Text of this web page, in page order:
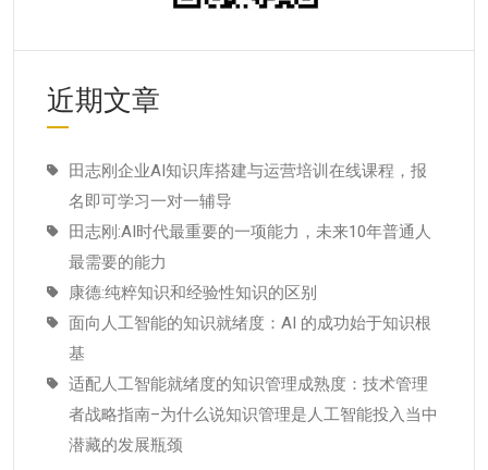
近期文章
田志刚企业AI知识库搭建与运营培训在线课程，报
名即可学习一对一辅导
田志刚:AI时代最重要的一项能力，未来10年普通人
最需要的能力
康德:纯粹知识和经验性知识的区别
面向人工智能的知识就绪度：AI 的成功始于知识根
基
适配人工智能就绪度的知识管理成熟度：技术管理
者战略指南–为什么说知识管理是人工智能投入当中
潜藏的发展瓶颈